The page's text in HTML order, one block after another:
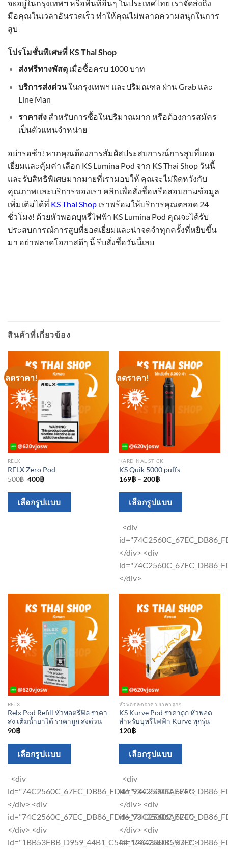
จะอยู่ในกรุงเทพฯ หรือพื้นที่อื่นๆ ในประเทศไทย เราจัดส่งถึง
มือคุณในเวลาอันรวดเร็ว ทำให้คุณไม่พลาดความสนุกในการ
สูบ
โปรโมชั่นพิเศษที่ KS Thai Shop
ส่งฟรีทางพัสดุเมื่อซื้อครบ 1000 บาท
บริการส่งด่วนในกรุงเทพฯ และปริมณฑล ผ่าน Grab และ
Line Man
ราคาส่งสำหรับการซื้อในปริมาณมาก หรือต้องการสมัคร
เป็นตัวแทนจำหน่าย
อย่ารอช้า! หากคุณต้องการสัมผัสประสบการณ์การสูบที่ยอด
เยี่ยมและคุ้มค่า เลือก KS Lumina Pod จาก KS Thai Shop วันนี้
และรับสิทธิพิเศษมากมายที่เรามอบให้ คุณจะไม่ผิดหวังกับ
คุณภาพและบริการของเรา คลิกเพื่อสั่งซื้อหรือสอบถามข้อมูล
เพิ่มเติมได้ที่ KS Thai Shop เราพร้อมให้บริการคุณตลอด 24
ชั่วโมง! ด้วยหัวพอตบุหรี่ไฟฟ้า KS Lumina Pod คุณจะได้รับ
ประสบการณ์การสูบที่ยอดเยี่ยมและน่าจดจำทุกครั้งที่หยิบขึ้น
มา อย่าพลาดโอกาสดีๆ นี้ รีบสั่งซื้อวันนี้เลย
สินค้าที่เกี่ยวข้อง
ลดราคา!
RELX
RELX Zero Pod
500฿ Original
price
was:
500฿.
400฿Current
is:
400฿.
เลือกรูปแบบ
chosen
the
product
ลดราคา!
KARDINAL STICK
KS Quik 5000 puffs
169฿– 200฿
เลือกรูปแบบ
multiple
The
chosen
on
the
product
page
<div
</div> <div
</div>
RELX
Relx Pod Refill หัวพอตรีฟิล ราคา
ส่ง เติมน้ำยาได้ ราคาถูก ส่งด่วน
90฿
เลือกรูปแบบ
multiple
The
may
<div
id="74C2560C_67EC_DB86_FD46_93425006AFE4">
</div> <div
id="74C2560C_67EC_DB86_FD46_93425006AFE4">
</div> <div
id="1BB53FBB_D959_44B1_C544_126438DB59DD">
หัวพอตลดราคา ราคาถูกๆ
KS Kurve Pod ราคาถูก หัวพอต
สำหรับบุหรี่ไฟฟ้า Kurve ทุกรุ่น
120฿
เลือกรูปแบบ
multiple
The
may
<div
</div> <div
</div> <div